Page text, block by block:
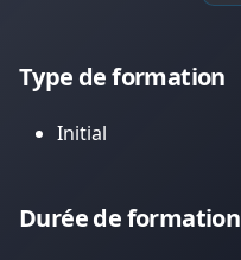
Type de formation
Initial
Durée de formation